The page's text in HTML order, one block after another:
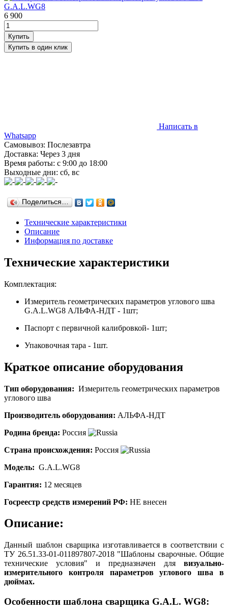
6 900
Написать в
Whatsapp
Самовывоз: Послезавтра
Доставка: Через 3 дня
Время работы: с 9:00 до 18:00
Выходные дни: сб, вс
Поделиться…
Технические характеристики
Описание
Информация по доставке
Технические характеристики
Комплектация:
Измеритель геометрических параметров углового шва
G.A.L.WG8 АЛЬФА-НДТ - 1шт;
Паспорт с первичной калибровкой- 1шт;
Упаковочная тара - 1шт.
Краткое описание оборудования
Тип оборудования: Измеритель геометрических параметров
углового шва
Производитель оборудования: АЛЬФА-НДТ
Родина бренда: Россия
Страна происхождения: Россия
Модель: G.A.L.WG8
Гарантия: 12 месяцев
Госреестр средств измерений РФ: НЕ внесен
Описание:
Данный шаблон сварщика изготавливается в соответствии с
ТУ 26.51.33-01-011897807-2018 "Шаблоны сварочные. Общие
технические условия" и предназначен для визуально-
измерительного контроля параметров углового шва в
дюймах.
Особенности шаблона сварщика G.A.L. WG8: